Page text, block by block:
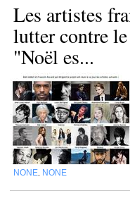
Les artistes
lutter contre
"Noël es...
NONE NONE